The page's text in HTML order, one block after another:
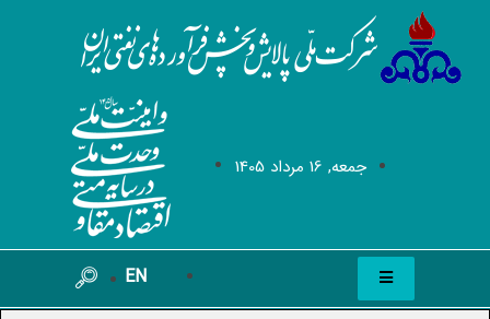
جمعه, 16 مرداد 1405
EN